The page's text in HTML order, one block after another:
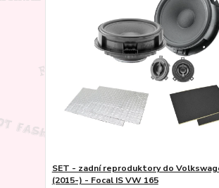
SET - zadní reproduktory do
(2015-) - Focal IS VW 165